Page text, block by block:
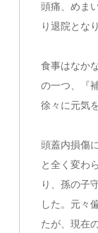
頭痛、めま
り退院とな
食事はなか
の一つ、『
徐々に元気
頭蓋内損傷
と全く変わ
り、孫の子
した。元々
たが、現在